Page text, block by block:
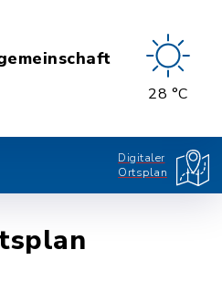
28 °C
Digitaler
Ortsplan